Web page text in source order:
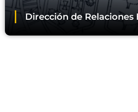
Dirección de Relaciones